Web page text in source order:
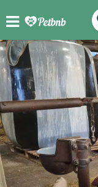
PHOTOS REVIEWS